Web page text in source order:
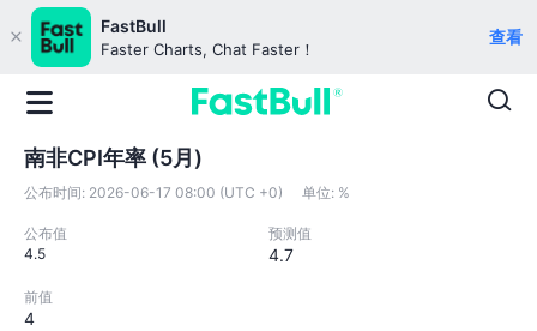
FastBull
Faster Charts, Chat Faster！
查看
南非CPI年率 (5月)
公布时间: 2026-06-17 08:00 (UTC +0) 单位: %
公布值
4.5
预测值
4.7
前值
4